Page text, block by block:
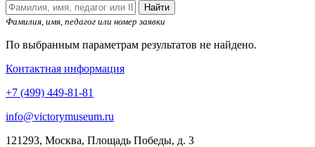
Найти
Фамилия, имя, педагог или номер заявки
По выбранным параметрам результатов не найдено.
Контактная информация
+7 (499) 449-81-81
info@victorymuseum.ru
121293, Москва, Площадь Победы, д. 3